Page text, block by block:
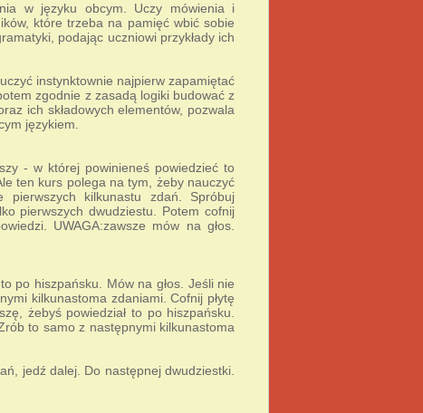
w języku obcym. Uczy mówienia i
które trzeba na pamięć wbić sobie
podając uczniowi przykłady ich
instynktownie najpierw zapamiętać
zgodnie z zasadą logiki budować z
ich składowych elementów, pozwala
językiem.
- w której powinieneś powiedzieć to
ten kurs polega na tym, żeby nauczyć
pierwszych kilkunastu zdań. Spróbuj
pierwszych dwudziestu. Potem cofnij
UWAGA:zawsze mów na głos.
po hiszpańsku. Mów na głos. Jeśli nie
kilkunastoma zdaniami. Cofnij płytę
żebyś powiedział to po hiszpańsku.
to samo z następnymi kilkunastoma
jedź dalej. Do następnej dwudziestki.